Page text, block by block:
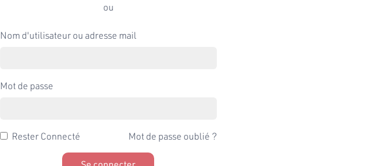
ou
Nom d'utilisateur ou adresse mail
Mot de passe
Rester Connecté Mot de passe oublié ?